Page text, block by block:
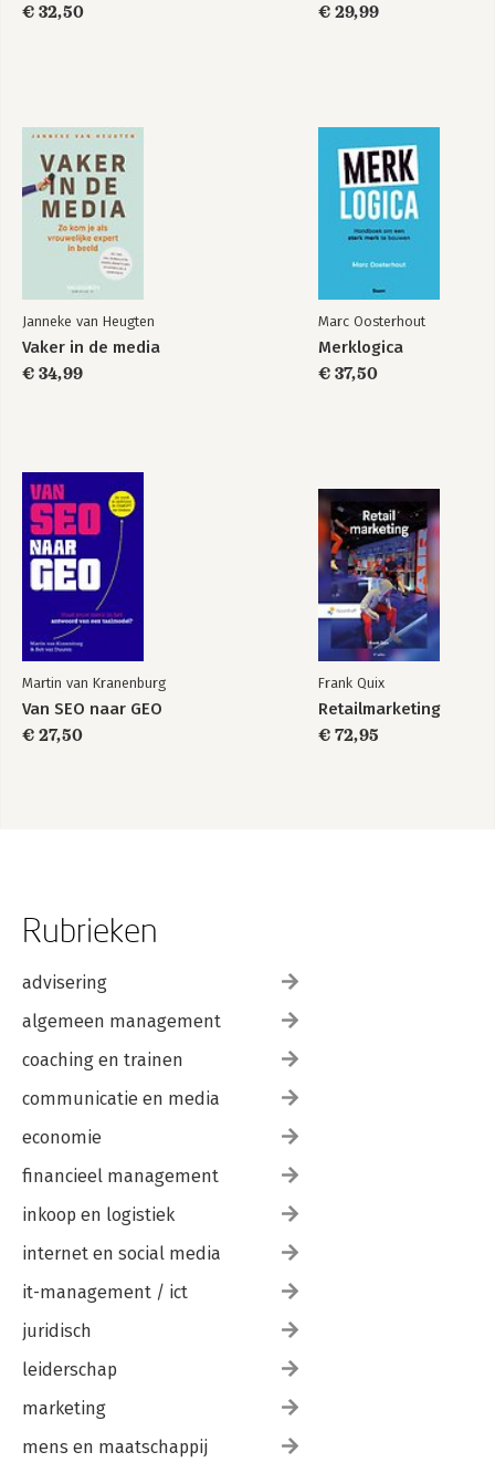
€ 32,50
€ 29,99
Janneke van Heugten
Vaker in de media
€ 34,99
Marc Oosterhout
Merklogica
€ 37,50
Martin van Kranenburg
Van SEO naar GEO
€ 27,50
Frank Quix
Retailmarketing
€ 72,95
Rubrieken
advisering
algemeen management
coaching en trainen
communicatie en media
economie
financieel management
inkoop en logistiek
internet en social media
it-management / ict
juridisch
leiderschap
marketing
mens en maatschappij